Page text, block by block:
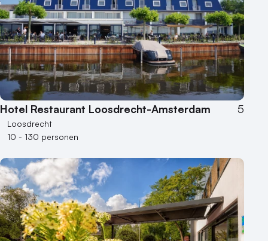
Hotel Restaurant Loosdrecht-Amsterdam 5
Loosdrecht
10 - 130 personen